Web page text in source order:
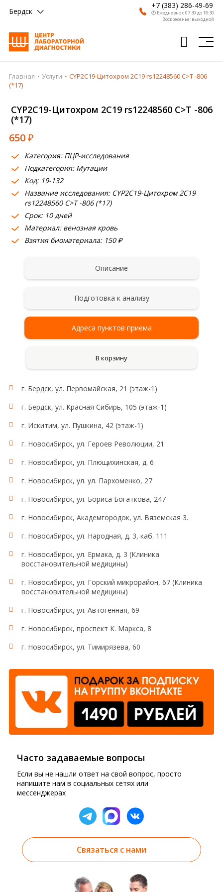
Бердск
+7 (383) 286-49-69
🕗 Ежедневно с 07:30 до 18:30
Воскресенье: выходной
Главная
Врачи
Получить результат
Пациентам
О компании
Где сдать
Партнерам
Главная Услуги
CYP2C19-Цитохром 2C19 rs12248560 C>T -806
(*17)
CYP2C19-Цитохром 2C19 rs12248560 C>T -806
(*17)
650₽
Категория: ПЦР-исследования
Подкатегория: Мутации
Код: 19-132
Название исследования: CYP2C19-Цитохром 2C19
rs12248560 C>T -806 (*17)
Срок: 10 дней
Материал: венозная кровь
Взятия биоматериала: 150 ₽
Описание
Подготовка к анализу
Адреса пунктов приема
В корзину
г. Бердск, ул. Первомайская, 21 (этаж-1)
г. Бердск, ул. Красная Сибирь, 105 (этаж-1)
г. Искитим, ул. Пушкина, 42 (этаж-1)
г. Новосибирск, ул. Героев Революции, 21
г. Новосибирск, ул. Плющихинская, д. 6
г. Новосибирск, ул. ул. Пархоменко, 27
г. Новосибирск, ул. Бориса Богаткова, 247
г. Новосибирск, Академгородок, ул. Вяземская 3.
г. Новосибирск, ул. Народная, д. 3, каб. 111
г. Новосибирск, ул. Ермака, д. 3 (Клиника
восстановительной медицины)
г. Новосибирск, ул. Горский микрорайон, 67 (Клиника
восстановительной медицины)
г. Новосибирск, ул. Автогенная, 69
г. Новосибирск, проспект К. Маркса, 8
г. Новосибирск, ул. Тимирязева, 60
Часто задаваемые вопросы
Если вы не нашли ответ на свой вопрос, просто
напишите нам в социальных сетях или
мессенджерах
Связаться с нами